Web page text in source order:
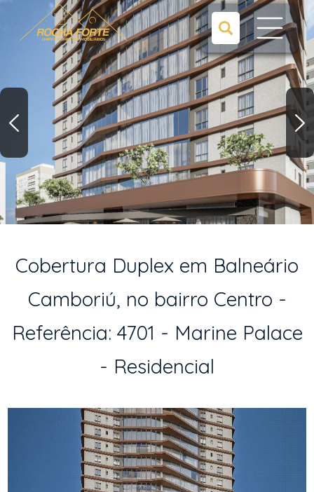
Cobertura Duplex em Balneário
Camboriú, no bairro Centro -
Referência: 4701 - Marine Palace
- Residencial